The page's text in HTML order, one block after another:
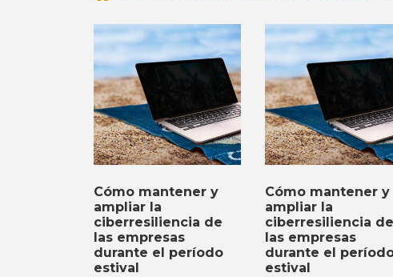
Cómo mantener y
ampliar la
ciberresiliencia de
las empresas
durante el período
estival
Cómo mantener y
ampliar la
ciberresiliencia de
las empresas
durante el
estival